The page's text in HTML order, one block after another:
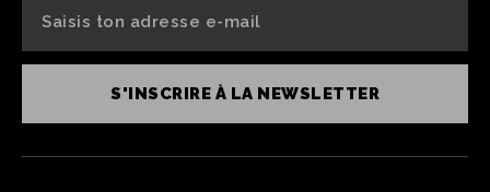
S'INSCRIRE À LA NEWSLETTER